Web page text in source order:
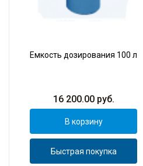
Емкость дозирования 100 л
16 200.00руб.
В корзину
Быстрая покупка